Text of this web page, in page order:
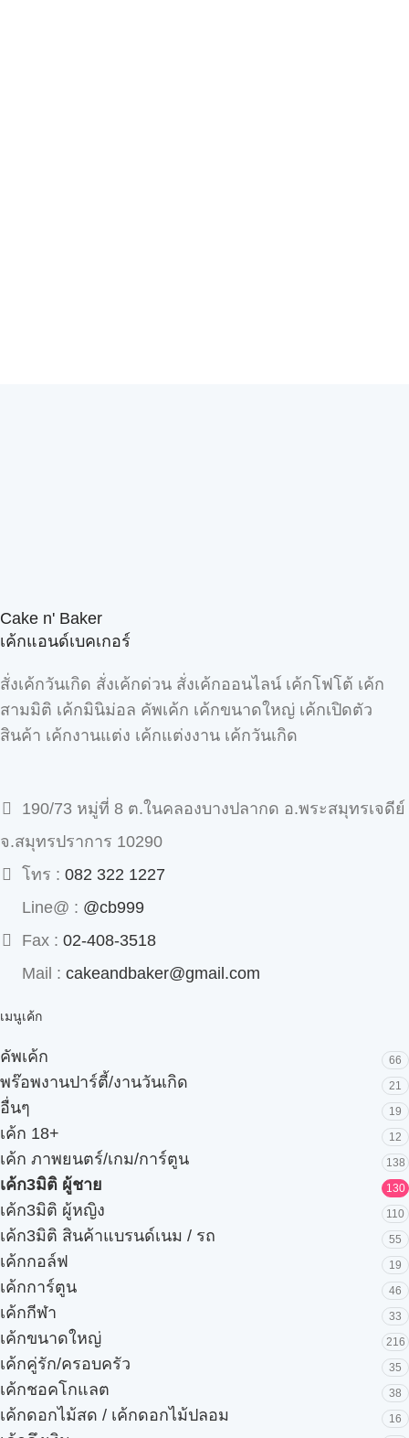
Cake n' Baker
เค้กแอนด์เบคเกอร์
สั่งเค้กวันเกิด สั่งเค้กด่วน สั่งเค้กออนไลน์ เค้กโฟโต้ เค้ก
สามมิติ เค้กมินิม่อล คัพเค้ก เค้กขนาดใหญ่ เค้กเปิดตัว
สินค้า เค้กงานแต่ง เค้กแต่งงาน เค้กวันเกิด
190/73 หมู่ที่ 8 ต.ในคลองบางปลากด อ.พระสมุทรเจดีย์
จ.สมุทรปราการ 10290
โทร : 082 322 1227
Line@ : @cb999
Fax : 02-408-3518
Mail : cakeandbaker@gmail.com
เมนูเค้ก
คัพเค้ก 66
พร๊อพงานปาร์ตี้/งานวันเกิด 21
อื่นๆ 19
เค้ก 18+ 12
เค้ก ภาพยนตร์/เกม/การ์ตูน 138
เค้ก3มิติ ผู้ชาย 130
เค้ก3มิติ ผู้หญิง 110
เค้ก3มิติ สินค้าแบรนด์เนม / รถ 55
เค้กกอล์ฟ 19
เค้กการ์ตูน 46
เค้กกีฬา 33
เค้กขนาดใหญ่ 216
เค้กคู่รัก/ครอบครัว 35
เค้กชอคโกแลต 38
เค้กดอกไม้สด / เค้กดอกไม้ปลอม 16